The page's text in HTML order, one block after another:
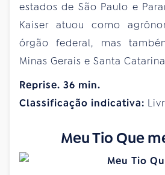
estados de São Paulo e
Kaiser atuou como
órgão federal, mas
Minas Gerais e Santa Catarina
Reprise. 36 min.
Classificação indicativa:
Meu Tio Que